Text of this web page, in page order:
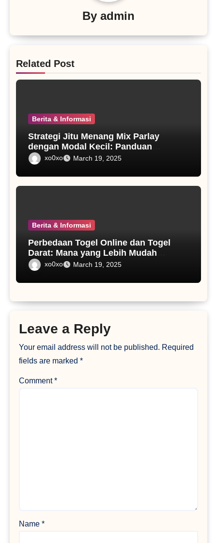
By admin
Related Post
Berita & Informasi
Strategi Jitu Menang Mix Parlay
dengan Modal Kecil: Panduan
Lengkap untuk Pemula dan Pemain
Berpengalaman
xo0xo March 19, 2025
Berita & Informasi
Perbedaan Togel Online dan Togel
Darat: Mana yang Lebih Mudah
Diakses dan Menguntungkan?
xo0xo March 19, 2025
Leave a Reply
Your email address will not be published. Required
fields are marked*
Comment*
Name*